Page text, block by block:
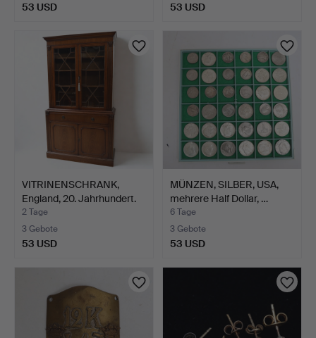
53 USD 53 USD
VITRINENSCHRANK,
England, 20. Jahrhundert.
2 Tage
3 Gebote
53 USD
MÜNZEN, SILBER, USA,
mehrere Half Dollar, …
6 Tage
3 Gebote
53 USD